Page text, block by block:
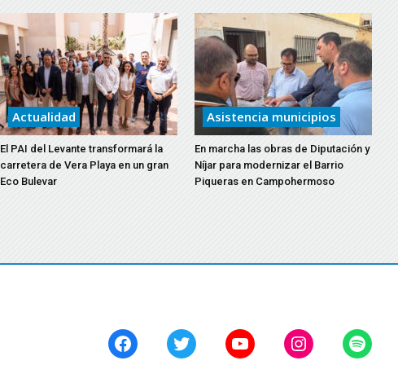
volumen.
disminuir
el
volumen.
Actualidad
El PAI del Levante transformará la
carretera de Vera Playa en un gran
Eco Bulevar
Asistencia municipios
En marcha las obras de Diputación y
Níjar para modernizar el Barrio
Piqueras en Campohermoso
FacebookTwitterYouTubeInstagramSpotify